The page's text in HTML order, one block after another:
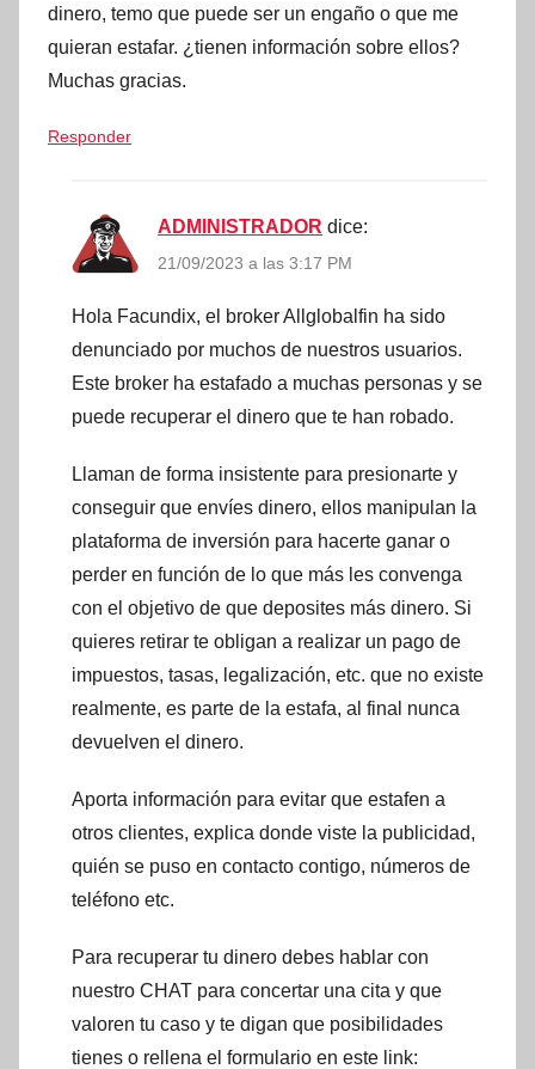
dinero, temo que puede ser un engaño o que me
quieran estafar. ¿tienen información sobre ellos?
Muchas gracias.
Responder
ADMINISTRADOR dice:
21/09/2023 a las 3:17 PM
Hola Facundix, el broker Allglobalfin ha sido
denunciado por muchos de nuestros usuarios.
Este broker ha estafado a muchas personas y se
puede recuperar el dinero que te han robado.
Llaman de forma insistente para presionarte y
conseguir que envíes dinero, ellos manipulan la
plataforma de inversión para hacerte ganar o
perder en función de lo que más les convenga
con el objetivo de que deposites más dinero. Si
quieres retirar te obligan a realizar un pago de
impuestos, tasas, legalización, etc. que no existe
realmente, es parte de la estafa, al final nunca
devuelven el dinero.
Aporta información para evitar que estafen a
otros clientes, explica donde viste la publicidad,
quién se puso en contacto contigo, números de
teléfono etc.
Para recuperar tu dinero debes hablar con
nuestro CHAT para concertar una cita y que
valoren tu caso y te digan que posibilidades
tienes o rellena el formulario en este link: